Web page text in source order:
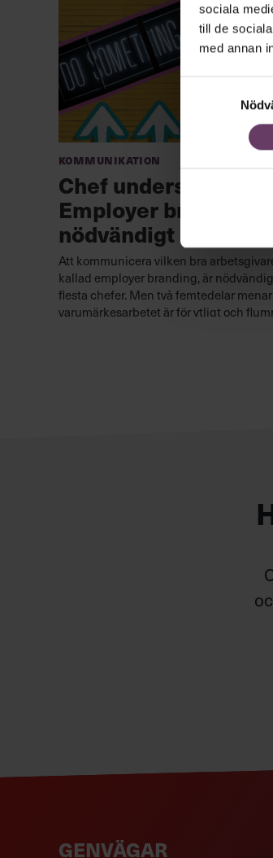
sociala
till de
med annan
Kommunikation
Chef undersökning:
Employer branding –
nödvändigt men svårt
Att kommunicera vilken bra
kallad employer branding, är
flesta chefer. Men två femtedelar
varumärkesarbetet är för ytligt och
GENVÄGAR